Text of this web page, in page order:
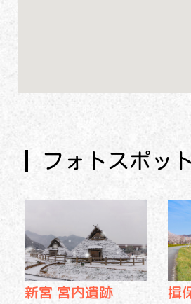
フォトスポッ
新宮 宮内遺跡
揖